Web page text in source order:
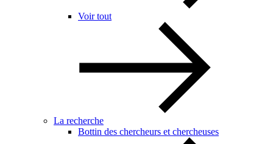
Voir tout
La recherche
Bottin des chercheurs et chercheuses